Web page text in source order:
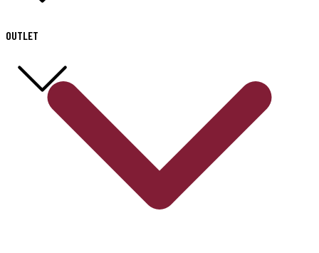
OUTLET